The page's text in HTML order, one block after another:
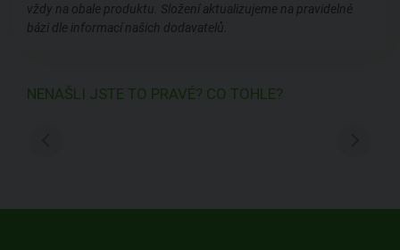
vždy na obale produktu. Složení aktualizujeme na pravidelné
bázi dle informací našich dodavatelů.
NENAŠLI JSTE TO PRAVÉ? CO TOHLE?